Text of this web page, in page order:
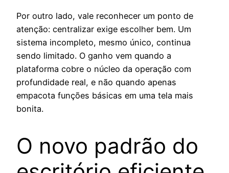
Por outro lado, vale reconhecer um ponto de
atenção: centralizar exige escolher bem. Um
sistema incompleto, mesmo único, continua
sendo limitado. O ganho vem quando a
plataforma cobre o núcleo da operação com
profundidade real, e não quando apenas
empacota funções básicas em uma tela mais
bonita.
O novo padrão do